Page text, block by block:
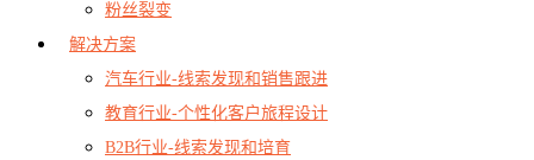
粉丝裂变
解决方案
汽车行业-线索发现和销售跟进
教育行业-个性化客户旅程设计
B2B行业-线索发现和培育